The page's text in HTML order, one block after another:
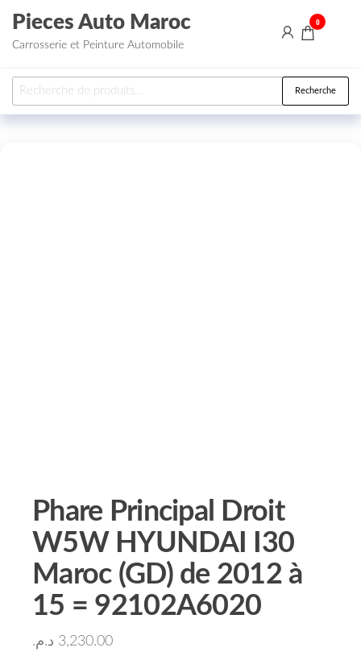
Aller au contenu
Pieces Auto Maroc
Carrosserie et Peinture Automobile
0
Recherche pour : Recherche
Phare Principal Droit
W5W HYUNDAI I30
Maroc (GD) de 2012 à
15 = 92102A6020
3,230.00 د.م.